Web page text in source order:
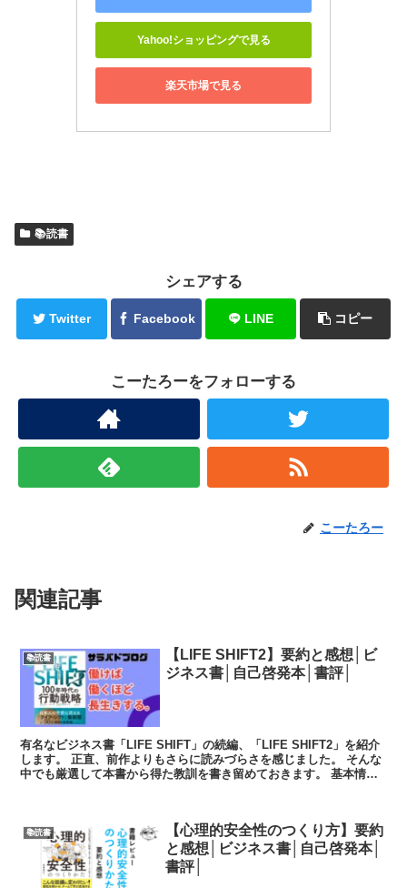
Yahoo!ショッピングで見る
楽天市場で見る
📚読書
シェアする
Twitter Facebook LINE コピー
こーたろーをフォローする
こーたろー
関連記事
📚読書
【LIFE SHIFT2】要約と感想│ビ
ジネス書│自己啓発本│書評│
有名なビジネス書「LIFE SHIFT」の続編、「LIFE SHIFT2」を紹介
します。 正直、前作よりもさらに読みづらさを感じました。 そんな
中でも厳選して本書から得た教訓を書き留めておきます。 基本情報
📚読書
【心理的安全性のつくり方】要約
と感想│ビジネス書│自己啓発本│
書評│